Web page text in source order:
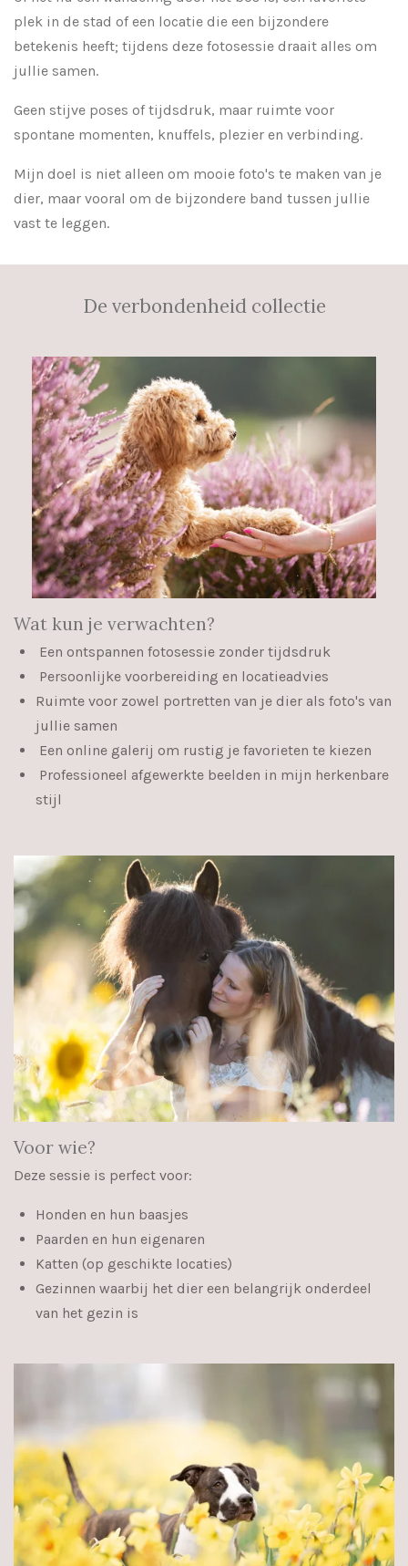
plek in de stad of een locatie die een bijzondere
betekenis heeft; tijdens deze fotosessie draait alles om
jullie samen.
Geen stijve poses of tijdsdruk, maar ruimte voor
spontane momenten, knuffels, plezier en verbinding.
Mijn doel is niet alleen om mooie foto's te maken van je
dier, maar vooral om de bijzondere band tussen jullie
vast te leggen.
De verbondenheid collectie
Wat kun je verwachten?
Een ontspannen fotosessie zonder tijdsdruk
Persoonlijke voorbereiding en locatieadvies
Ruimte voor zowel portretten van je dier als foto's van
jullie samen
Een online galerij om rustig je favorieten te kiezen
Professioneel afgewerkte beelden in mijn herkenbare
stijl
Voor wie?
Deze sessie is perfect voor:
Honden en hun baasjes
Paarden en hun eigenaren
Katten (op geschikte locaties)
Gezinnen waarbij het dier een belangrijk onderdeel
van het gezin is